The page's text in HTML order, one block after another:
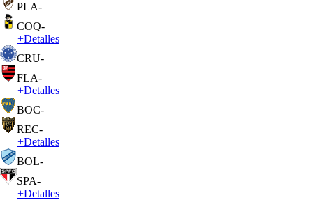
PLA-
COQ-
+Detalles
CRU-
FLA-
+Detalles
BOC-
REC-
+Detalles
BOL-
SPA-
+Detalles